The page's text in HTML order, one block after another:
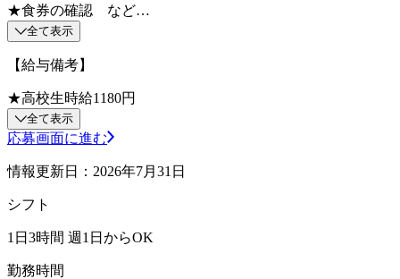
★食券の確認 など…
全て表示
【給与備考】
★高校生時給1180円
全て表示
応募画面に進む
情報更新日：2026年7月31日
シフト
1日3時間 週1日からOK
勤務時間